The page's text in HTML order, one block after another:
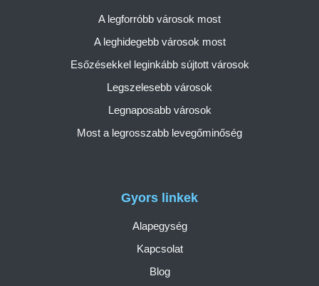
Gyors linkek
Alapegység
Kapcsolat
Blog
A legforróbb városok most
A leghidegebb városok most
Esőzésekkel leginkább sújtott városok
Legszelesebb városok
Legnaposabb városok
Most a legrosszabb levegőminőség